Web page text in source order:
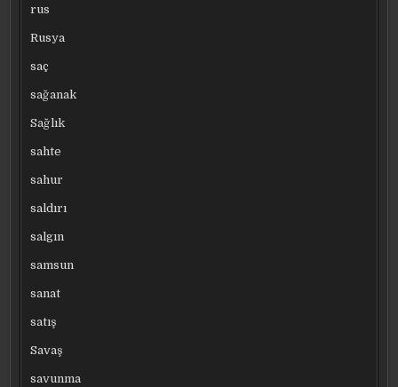
rus
Rusya
saç
sağanak
Sağlık
sahte
sahur
saldırı
salgın
samsun
sanat
satış
Savaş
savunma